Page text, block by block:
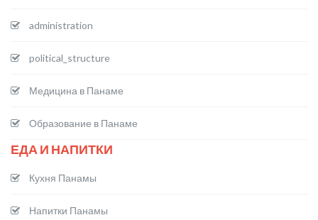
administration
political_structure
Медицина в Панаме
Образование в Панаме
ЕДА И НАПИТКИ
Кухня Панамы
Напитки Панамы